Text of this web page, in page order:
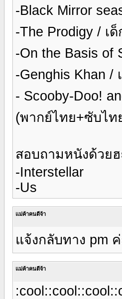
-Black Mirror
-The Prodigy / เ
-On the Basis of
-Genghis Khan
- Scooby-Doo!
(พากย์ไทย+ซับไท
สอบถามหนังด้วย
-Interstellar
-Us
แม่ค้าคนดีจ้า
แจ้งกลับทาง pm
แม่ค้าคนดีจ้า